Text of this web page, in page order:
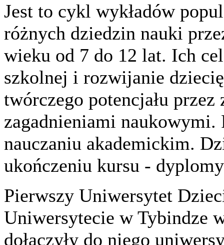
Jest to cykl wykładów
różnych dziedzin nauki
wieku od 7 do 12 lat. Ich
szkolnej i rozwijanie
twórczego potencjału
zagadnieniami naukowymi.
nauczaniu akademickim.
ukończeniu kursu -
Pierwszy Uniwersytet
Uniwersytecie w Tybindze
dołączyły do niego